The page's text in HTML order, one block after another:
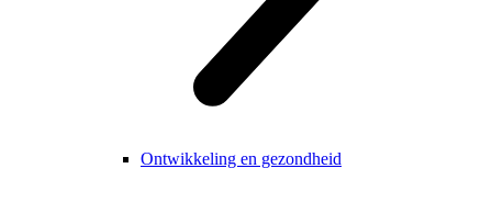
Ontwikkeling en gezondheid